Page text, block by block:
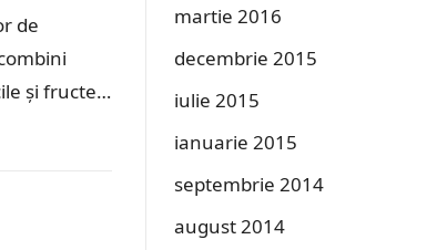
de
și fructele
martie 2016
decembrie 2015
iulie 2015
ianuarie 2015
septembrie 2014
august 2014